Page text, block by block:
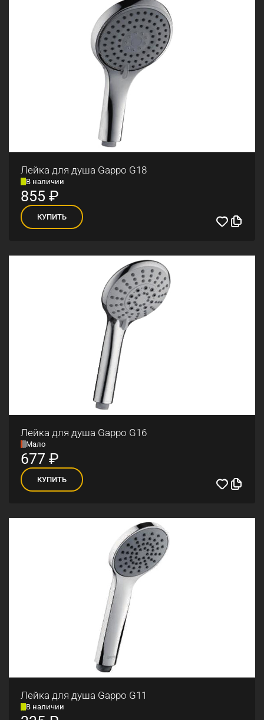
Лейка для душа Gappo G18
В наличии
855 ₽
КУПИТЬ
Лейка для душа Gappo G16
Мало
677 ₽
КУПИТЬ
Лейка для душа Gappo G11
В наличии